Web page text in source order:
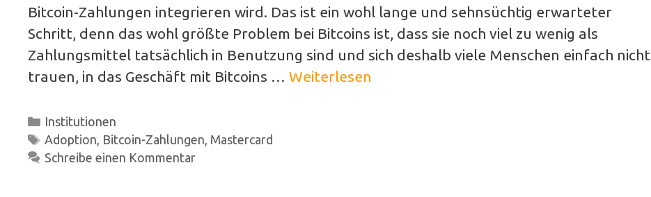
Bitcoin-Zahlungen integrieren wird. Das ist ein wohl lange und sehnsüchtig erwarteter
Schritt, denn das wohl größte Problem bei Bitcoins ist, dass sie noch viel zu wenig als
Zahlungsmittel tatsächlich in Benutzung sind und sich deshalb viele Menschen einfach nicht
trauen, in das Geschäft mit Bitcoins … Weiterlesen
Kategorien
Institutionen
Schlagwörter
Adoption, Bitcoin-Zahlungen, Mastercard
Schreibe einen Kommentar